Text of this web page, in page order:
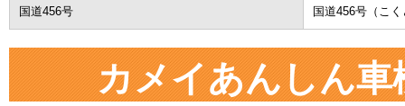
国道456号 国道456号（こ
カメイあんしん車